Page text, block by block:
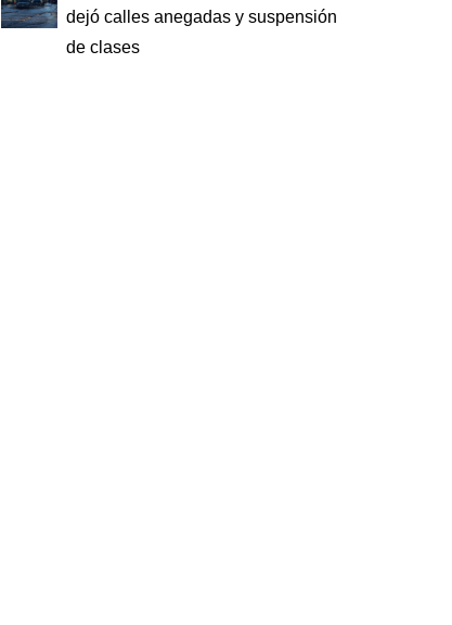
dejó calles anegadas y suspensión
de clases